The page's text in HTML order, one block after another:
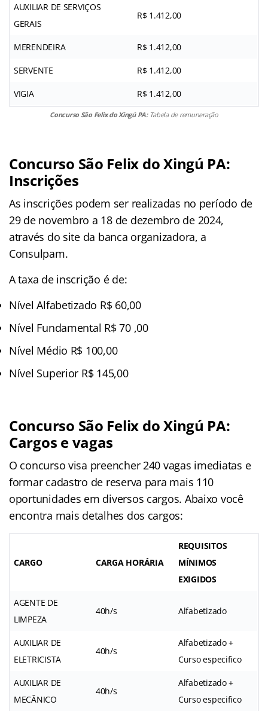
AUXILIAR DE SERVIÇOS
GERAIS
R$ 1.412,00
MERENDEIRA R$ 1.412,00
SERVENTE R$ 1.412,00
VIGIA R$ 1.412,00
Concurso São Felix do Xingú PA:Tabela de remuneração
Concurso São Felix do Xingú PA:
Inscrições
As inscrições podem ser realizadas no período de
29 de novembro a 18 de dezembro de 2024,
através do site da banca organizadora, a
Consulpam.
A taxa de inscrição é de:
Nível Alfabetizado R$ 60,00
Nível Fundamental R$ 70 ,00
Nível Médio R$ 100,00
Nível Superior R$ 145,00
Concurso São Felix do Xingú PA:
Cargos e vagas
O concurso visa preencher 240 vagas imediatas e
formar cadastro de reserva para mais 110
oportunidades em diversos cargos. Abaixo você
encontra mais detalhes dos cargos:
CARGO CARGA HORÁRIA
REQUISITOS
MÍNIMOS
EXIGIDOS
AGENTE DE
LIMPEZA
40h/s Alfabetizado
AUXILIAR DE
ELETRICISTA
40h/s
Alfabetizado +
Curso especifico
AUXILIAR DE
MECÂNICO
40h/s
Alfabetizado +
Curso especifico